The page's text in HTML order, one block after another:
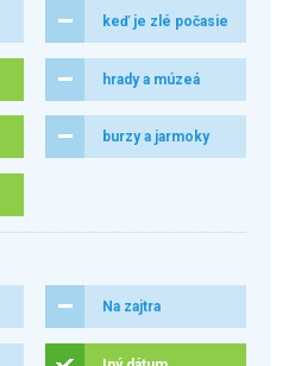
keď je zlé počasie
hrady a múzeá
burzy a jarmoky
Na zajtra